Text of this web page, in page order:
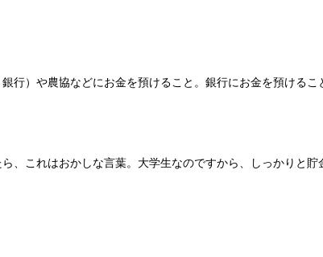
行）や農協などにお金を預けること。銀行にお金を預ける
、これはおかしな言葉。大学生なのですから、しっかりと